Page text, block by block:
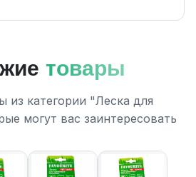
товары
из категории "Леска для
могут вас заинтересовать